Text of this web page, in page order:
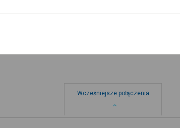
Wcześniejsze połączenia